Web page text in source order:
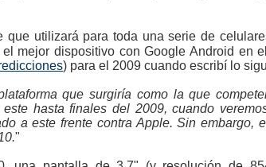
que utilizará para toda una serie de
mejor dispositivo con Google Android en
) para el 2009 cuando escribí lo
que surgiría como la que
hasta finales del 2009, cuando
a este frente contra Apple. Sin embargo,
"